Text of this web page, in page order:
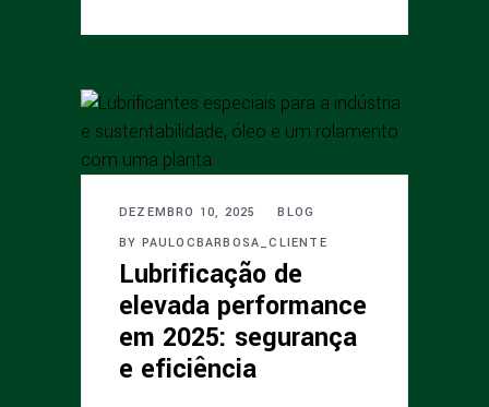
DEZEMBRO 10, 2025
BLOG
BY PAULOCBARBOSA_CLIENTE
Lubrificação de
elevada performance
em 2025: segurança
e eficiência